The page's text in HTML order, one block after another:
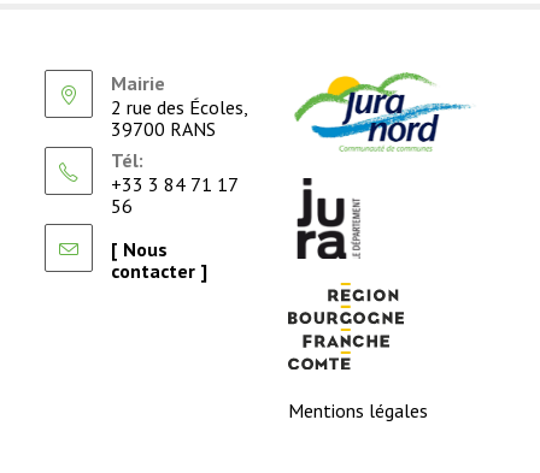
Mairie
2 rue des Écoles,
39700 RANS
Tél:
+33 3 84 71 17
56
[ Nous
contacter ]
Mentions légales